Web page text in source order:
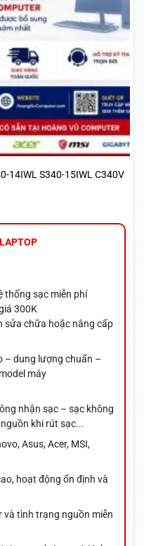
14IWL S340-15IWL C340V
thống sạc miễn phí
300K
sửa chữa hoặc nâng cấp
– dung lượng chuẩn –
máy
nhận sạc – sạc không
khi rút sạc...
Asus, Acer, MSI,
hoạt động ổn định và
và tình trạng nguồn miễn